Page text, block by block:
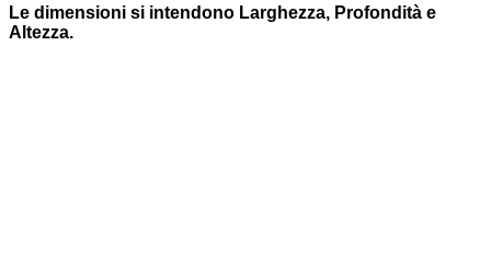
Le dimensioni si intendono Larghezza, Profondità e
Altezza.